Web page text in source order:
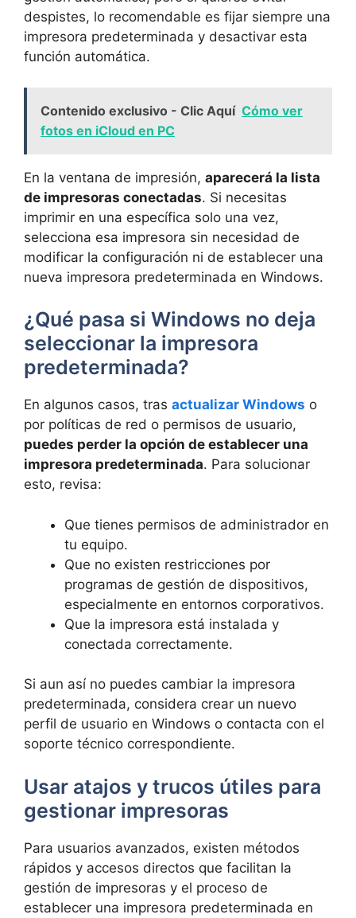
despistes, lo recomendable es fijar siempre una
impresora predeterminada y desactivar esta
función automática.
Contenido exclusivo - Clic Aquí Cómo ver
fotos en iCloud en PC
En la ventana de impresión, aparecerá la lista
de impresoras conectadas. Si necesitas
imprimir en una específica solo una vez,
selecciona esa impresora sin necesidad de
modificar la configuración ni de establecer una
nueva impresora predeterminada en Windows.
¿Qué pasa si Windows no deja
seleccionar la impresora
predeterminada?
En algunos casos, tras actualizar Windows o
por políticas de red o permisos de usuario,
puedes perder la opción de establecer una
impresora predeterminada. Para solucionar
esto, revisa:
Que tienes permisos de administrador en
tu equipo.
Que no existen restricciones por
programas de gestión de dispositivos,
especialmente en entornos corporativos.
Que la impresora está instalada y
conectada correctamente.
Si aun así no puedes cambiar la impresora
predeterminada, considera crear un nuevo
perfil de usuario en Windows o contacta con el
soporte técnico correspondiente.
Usar atajos y trucos útiles para
gestionar impresoras
Para usuarios avanzados, existen métodos
rápidos y accesos directos que facilitan la
gestión de impresoras y el proceso de
establecer una impresora predeterminada en